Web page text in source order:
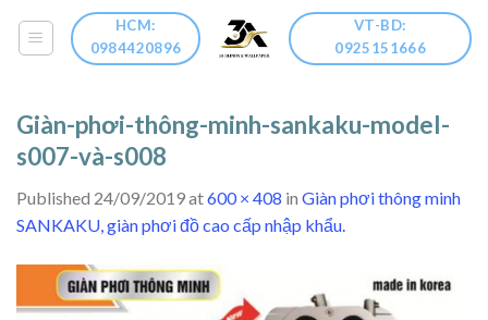
HCM:
0984420896
VT-BD:
0925151666
Giàn-phơi-thông-minh-sankaku-model-
s007-và-s008
Published 24/09/2019at600 × 408 in Giàn phơi thông minh
SANKAKU, giàn phơi đồ cao cấp nhập khẩu.